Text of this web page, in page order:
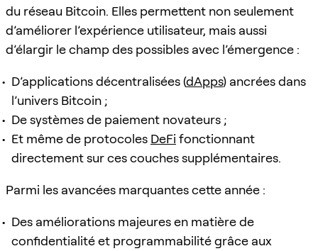
du réseau Bitcoin. Elles permettent non seulement
d’améliorer l’expérience utilisateur, mais aussi
d’élargir le champ des possibles avec l’émergence :
D’applications décentralisées (dApps) ancrées dans
l’univers Bitcoin ;
De systèmes de paiement novateurs ;
Et même de protocoles DeFi fonctionnant
directement sur ces couches supplémentaires.
Parmi les avancées marquantes cette année :
Des améliorations majeures en matière de
confidentialité et programmabilité grâce aux